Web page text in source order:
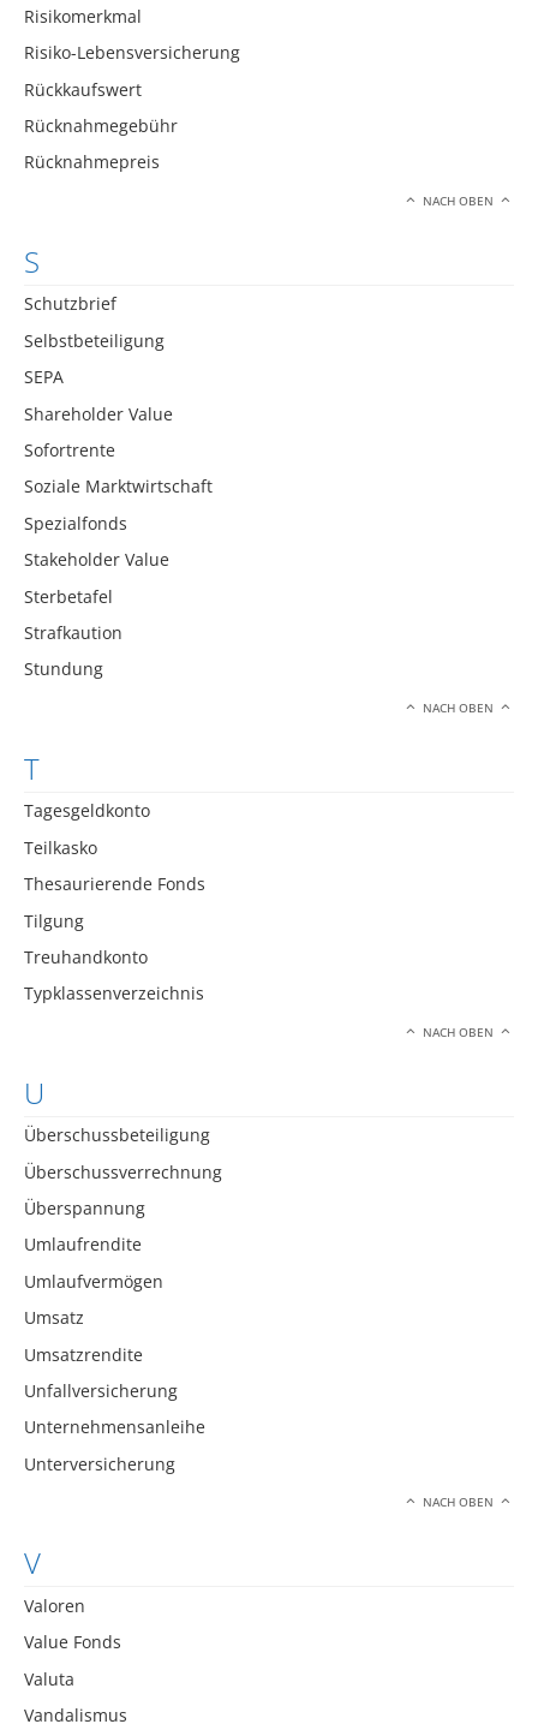
Risikomerkmal
Risiko-Lebensversicherung
Rückkaufswert
Rücknahmegebühr
Rücknahmepreis
NACH OBEN
S
Schutzbrief
Selbstbeteiligung
SEPA
Shareholder Value
Sofortrente
Soziale Marktwirtschaft
Spezialfonds
Stakeholder Value
Sterbetafel
Strafkaution
Stundung
NACH OBEN
T
Tagesgeldkonto
Teilkasko
Thesaurierende Fonds
Tilgung
Treuhandkonto
Typklassenverzeichnis
NACH OBEN
U
Überschussbeteiligung
Überschussverrechnung
Überspannung
Umlaufrendite
Umlaufvermögen
Umsatz
Umsatzrendite
Unfallversicherung
Unternehmensanleihe
Unterversicherung
NACH OBEN
V
Valoren
Value Fonds
Valuta
Vandalismus